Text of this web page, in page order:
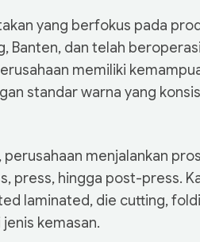
yang berfokus pada
Banten, dan telah
memiliki
standar warna yang
menjalankan
press, hingga post-press.
laminated, die cutting,
kemasan.